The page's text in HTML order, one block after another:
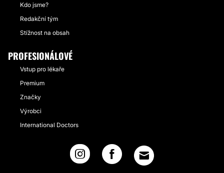
Kdo jsme?
Redakční tým
Stížnost na obsah
PROFESIONÁLOVÉ
Vstup pro lékaře
Premium
Značky
Výrobci
International Doctors